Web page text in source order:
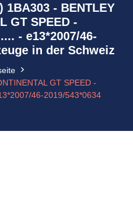
- BENTLEY
GT SPEED -
- e13*2007/46-
in der Schweiz
GT SPEED -
46-2019/543*0634